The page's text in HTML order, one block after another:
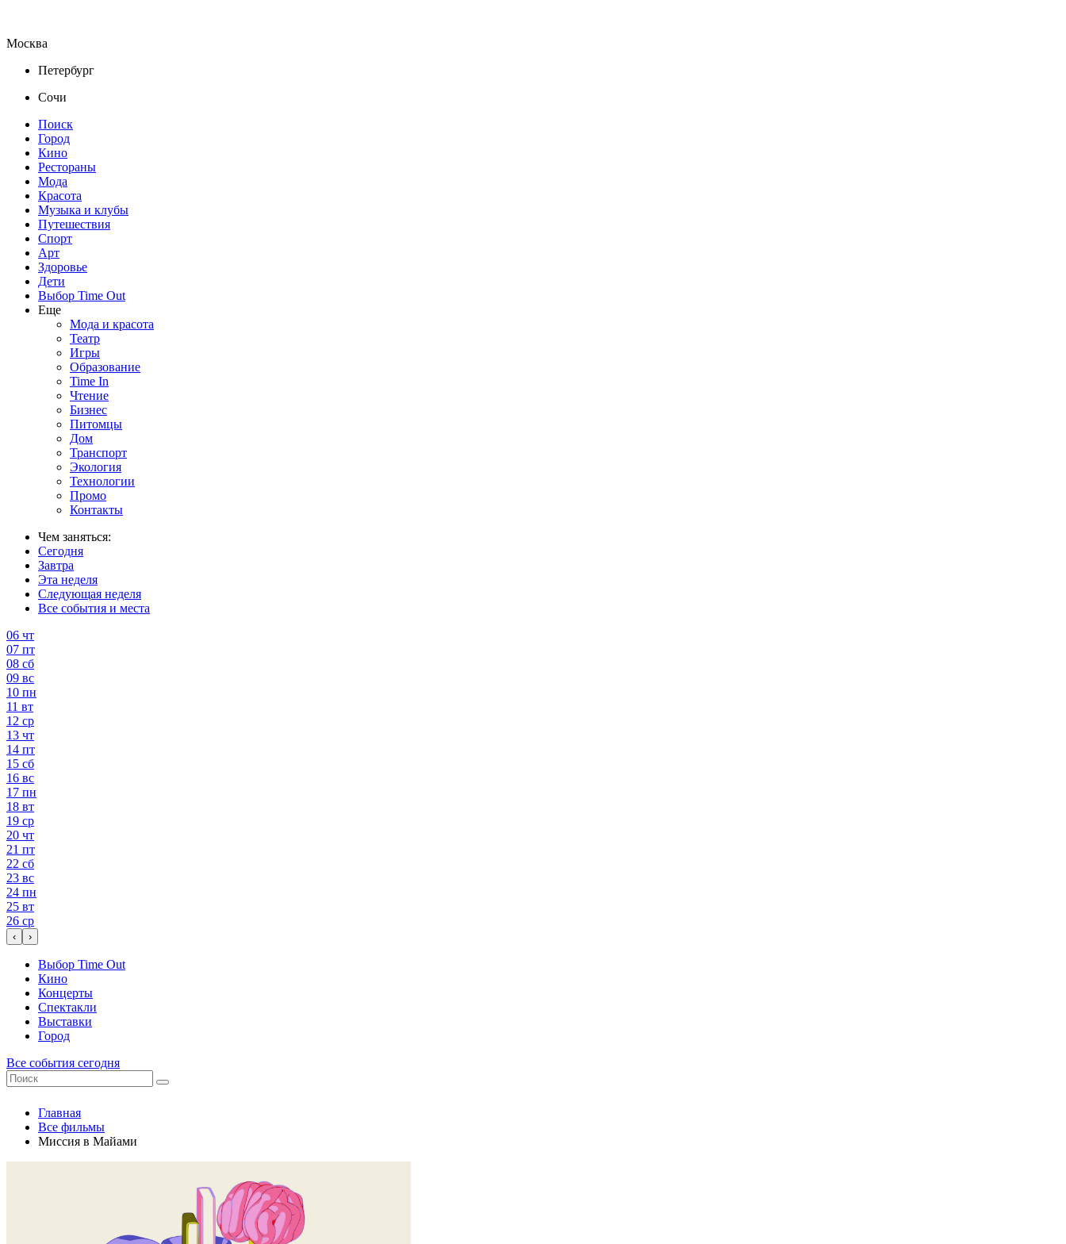
Москва
Петербург
Сочи
Поиск
Город
Кино
Рестораны
Мода
Красота
Музыка и клубы
Путешествия
Спорт
Арт
Здоровье
Дети
Выбор Time Out
Еще
Мода и красота
Театр
Игры
Образование
Time In
Чтение
Бизнес
Питомцы
Дом
Транспорт
Экология
Технологии
Промо
Контакты
Чем заняться:
Сегодня
Завтра
Эта неделя
Следующая неделя
Все события и места
06 чт
07 пт
08 сб
09 вс
10 пн
11 вт
12 ср
13 чт
14 пт
15 сб
16 вс
17 пн
18 вт
19 ср
20 чт
21 пт
22 сб
23 вс
24 пн
25 вт
26 ср
‹ ›
Выбор Time Out
Кино
Концерты
Спектакли
Выставки
Город
Все события сегодня
Главная
Все фильмы
Миссия в Майами